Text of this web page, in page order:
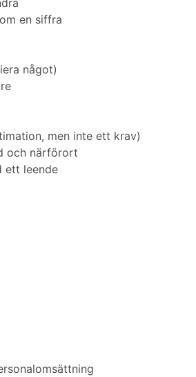
en siffra
något)
men inte ett krav)
och närförort
ett leende